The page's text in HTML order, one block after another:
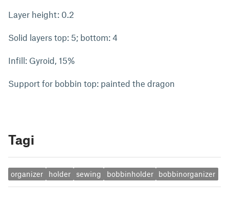
Layer height: 0.2
Solid layers top: 5; bottom: 4
Infill: Gyroid, 15%
Support for bobbin top: painted the dragon
Tagi
organizer holder sewing bobbinholder bobbinorganizer